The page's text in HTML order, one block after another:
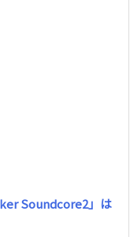
Soundcore2」は